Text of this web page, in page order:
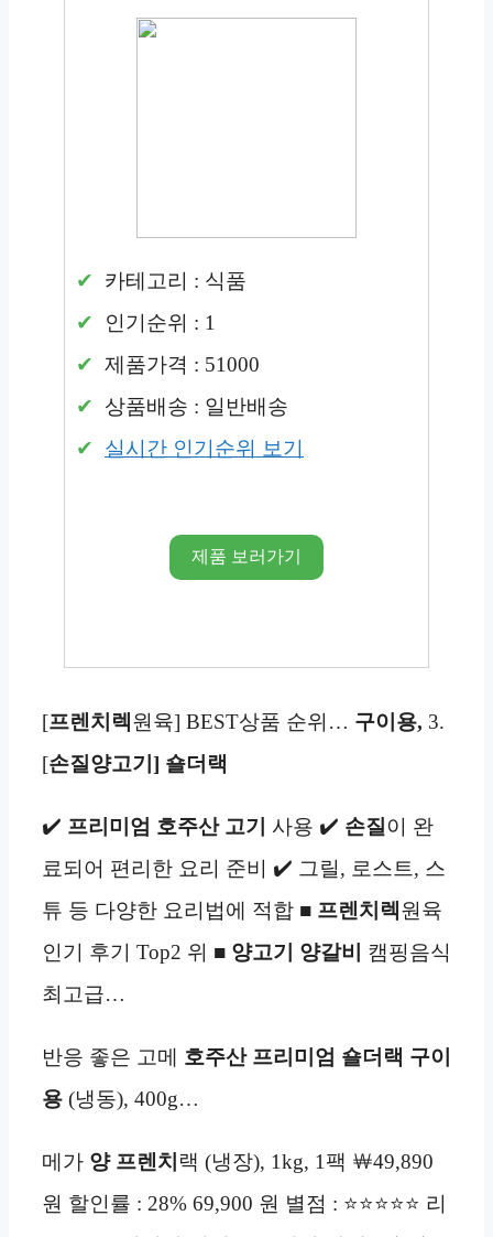
카테고리 : 식품
인기순위 : 1
제품가격 : 51000
상품배송 : 일반배송
실시간 인기순위 보기
제품 보러가기
[프렌치렉 원육] BEST상품 순위… 구이용, 3.
[손질양고기] 숄더랙
✔️ 프리미엄 호주산 고기 사용 ✔️ 손질 이 완
료되어 편리한 요리 준비 ✔️ 그릴, 로스트, 스
튜 등 다양한 요리법에 적합 ■ 프렌치렉 원육
인기 후기 Top2 위 ■ 양고기 양갈비
캠핑음식
최고급…
반응 좋은 고메 호주산 프리미엄 숄더랙 구이
용 (냉동), 400g…
메가 양 프렌치 랙 (냉장), 1kg, 1팩 ￦49,890
원 할인률 : 28% 69,900 원 별점 : ⭐⭐⭐⭐⭐ 리